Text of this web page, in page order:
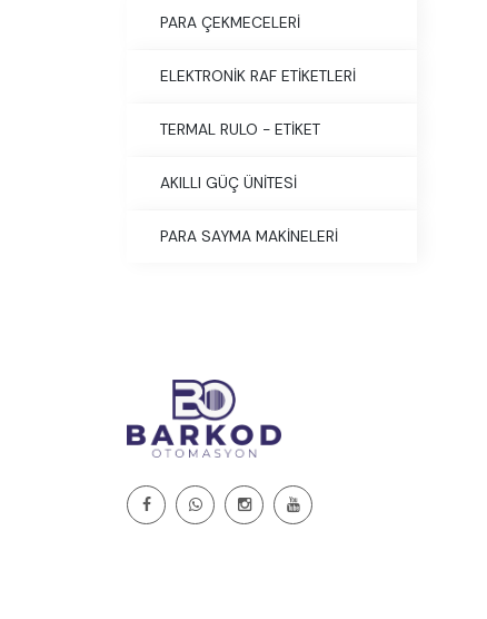
PARA ÇEKMECELERİ
ELEKTRONİK RAF ETİKETLERİ
TERMAL RULO - ETİKET
AKILLI GÜÇ ÜNİTESİ
PARA SAYMA MAKİNELERİ